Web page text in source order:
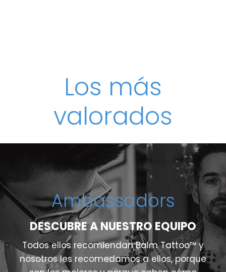
Los más
valorados
Ambassadors
DESCUBRE A NUESTRO EQUIPO
Todos ellos recomiendan Balm Tattoo™ y
nosotros les recomedamos a ellos, porque